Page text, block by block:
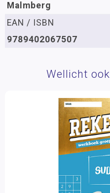
Malmberg
EAN / ISBN
9789402067507
Wellicht ook